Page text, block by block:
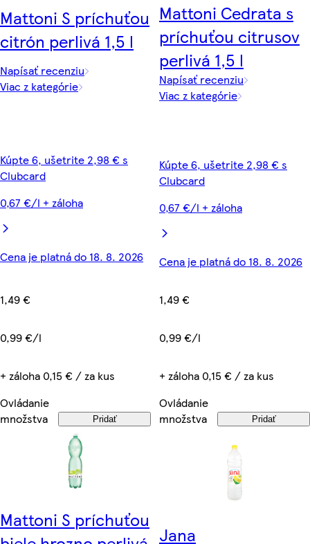
Mattoni S príchuťou
citrón perlivá 1,5 l
Napísať recenziu
Viac z kategórie
Kúpte 6, ušetrite 2,98 € s
Clubcard
0,67 €/l + záloha
Cena je platná do 18. 8. 2026
1,49 €
0,99 €/l
+ záloha 0,15 € / za kus
Ovládanie
množstva
Pridať
Mattoni Cedrata s
príchuťou citrusov
perlivá 1,5 l
Napísať recenziu
Viac z kategórie
Kúpte 6, ušetrite 2,98 € s
Clubcard
0,67 €/l + záloha
Cena je platná do 18. 8. 2026
1,49 €
0,99 €/l
+ záloha 0,15 € / za kus
Ovládanie
množstva
Pridať
Mattoni S príchuťou
Jana